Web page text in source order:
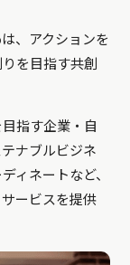
、アクションを
を目指す共創
指す企業・自
ナブルビジネ
ィネートなど、
ービスを提供